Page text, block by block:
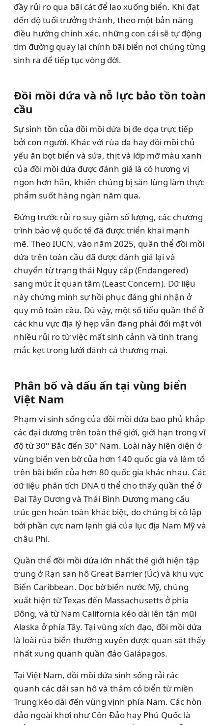
đầy rủi ro qua bãi cát để lao xuống biển. Khi đạt
đến độ tuổi trưởng thành, theo một bản năng
điều hướng chính xác, những con cái sẽ tự động
tìm đường quay lại chính bãi biển nơi chúng từng
sinh ra để tiếp tục vòng đời.
Đồi mồi dứa và nỗ lực bảo tồn toàn
cầu
Sự sinh tồn của đồi mồi dứa bị đe dọa trực tiếp
bởi con người. Khác với rùa da hay đồi mồi chủ
yếu ăn bọt biển và sứa, thịt và lớp mỡ màu xanh
của đồi mồi dứa được đánh giá là có hương vị
ngon hơn hẳn, khiến chúng bị săn lùng làm thực
phẩm suốt hàng ngàn năm qua.
Đứng trước rủi ro suy giảm số lượng, các chương
trình bảo vệ quốc tế đã được triển khai mạnh
mẽ. Theo IUCN, vào năm 2025, quần thể đồi mồi
dứa trên toàn cầu đã được đánh giá lại và
chuyển từ trạng thái Nguy cấp (Endangered)
sang mức Ít quan tâm (Least Concern). Dữ liệu
này chứng minh sự hồi phục đáng ghi nhận ở
quy mô toàn cầu. Dù vậy, một số tiểu quần thể ở
các khu vực địa lý hẹp vẫn đang phải đối mặt với
nhiều rủi ro từ việc mất sinh cảnh và tình trạng
mắc kẹt trong lưới đánh cá thương mại.
Phân bố và dấu ấn tại vùng biển
Việt Nam
Phạm vi sinh sống của đồi mồi dứa bao phủ khắp
các đại dương trên toàn thế giới, giới hạn trong vĩ
độ từ 30° Bắc đến 30° Nam. Loài này hiện diện ở
vùng biển ven bờ của hơn 140 quốc gia và làm tổ
trên bãi biển của hơn 80 quốc gia khác nhau. Các
dữ liệu phân tích DNA ti thể cho thấy quần thể ở
Đại Tây Dương và Thái Bình Dương mang cấu
trúc gen hoàn toàn khác biệt, do chúng bị cô lập
bởi phần cực nam lạnh giá của lục địa Nam Mỹ và
châu Phi.
Quần thể đồi mồi dứa lớn nhất thế giới hiện tập
trung ở Rạn san hô Great Barrier (Úc) và khu vực
Biển Caribbean. Dọc bờ biển nước Mỹ, chúng
xuất hiện từ Texas đến Massachusetts ở phía
Đông, và từ Nam California kéo dài lên tận mũi
Alaska ở phía Tây. Tại vùng xích đạo, đồi mồi dứa
là loài rùa biển thường xuyên được quan sát thấy
nhất xung quanh quần đảo Galápagos.
Tại Việt Nam, đồi mồi dứa sinh sống rải rác
quanh các dải san hô và thảm cỏ biển từ miền
Trung kéo dài đến vùng vịnh phía Nam. Các hòn
đảo ngoài khơi như Côn Đảo hay Phú Quốc là